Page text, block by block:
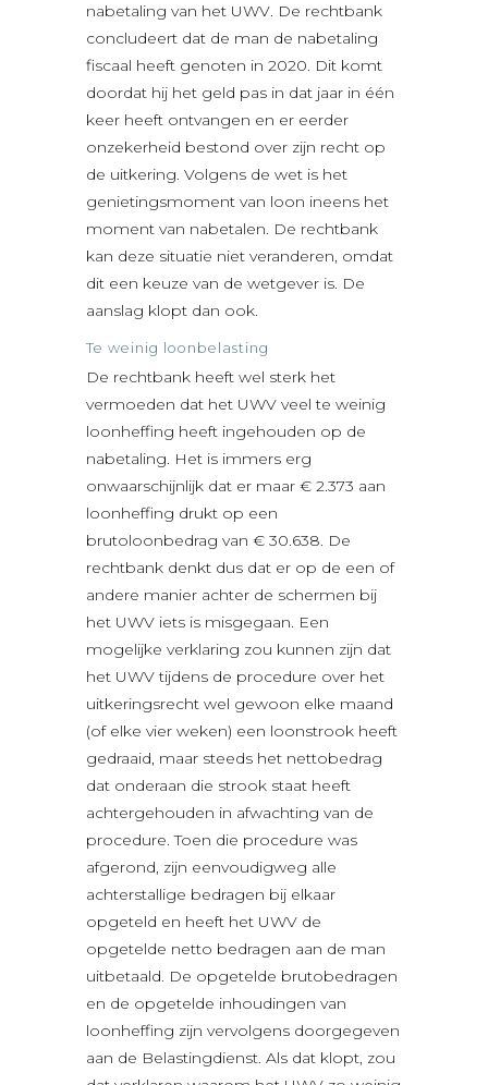
nabetaling van het UWV. De rechtbank
concludeert dat de man de nabetaling
fiscaal heeft genoten in 2020. Dit komt
doordat hij het geld pas in dat jaar in één
keer heeft ontvangen en er eerder
onzekerheid bestond over zijn recht op
de uitkering. Volgens de wet is het
genietingsmoment van loon ineens het
moment van nabetalen. De rechtbank
kan deze situatie niet veranderen, omdat
dit een keuze van de wetgever is. De
aanslag klopt dan ook.
Te weinig loonbelasting
De rechtbank heeft wel sterk het
vermoeden dat het UWV veel te weinig
loonheffing heeft ingehouden op de
nabetaling. Het is immers erg
onwaarschijnlijk dat er maar € 2.373 aan
loonheffing drukt op een
brutoloonbedrag van € 30.638. De
rechtbank denkt dus dat er op de een of
andere manier achter de schermen bij
het UWV iets is misgegaan. Een
mogelijke verklaring zou kunnen zijn dat
het UWV tijdens de procedure over het
uitkeringsrecht wel gewoon elke maand
(of elke vier weken) een loonstrook heeft
gedraaid, maar steeds het nettobedrag
dat onderaan die strook staat heeft
achtergehouden in afwachting van de
procedure. Toen die procedure was
afgerond, zijn eenvoudigweg alle
achterstallige bedragen bij elkaar
opgeteld en heeft het UWV de
opgetelde netto bedragen aan de man
uitbetaald. De opgetelde brutobedragen
en de opgetelde inhoudingen van
loonheffing zijn vervolgens doorgegeven
aan de Belastingdienst. Als dat klopt, zou